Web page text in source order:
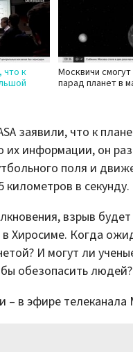
что к
Москвичи
парад планет в
заявили, что к
их информации, он
поля и
километров в секунду.
взрыв
Хиросиме. Когда
И могут ли
обезопасить людей?
– в эфире телеканала